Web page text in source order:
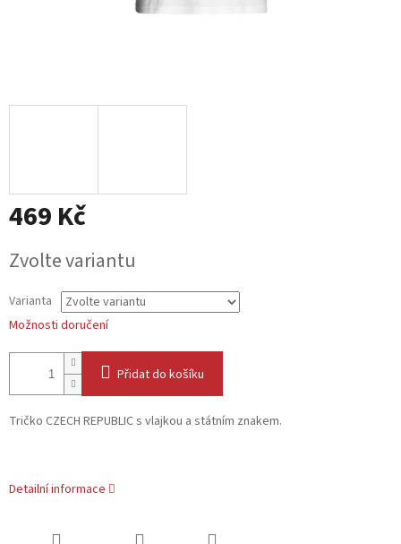
469 Kč
cena:
Zvolte variantu
Varianta
Možnosti doručení
Přidat do košíku
Tričko CZECH REPUBLIC s vlajkou a státním znakem.
Detailní informace